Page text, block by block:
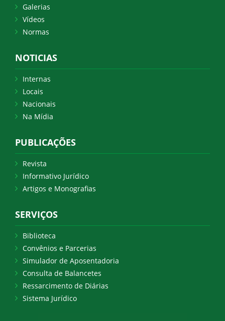
Galerias
Vídeos
Normas
NOTICIAS
Internas
Locais
Nacionais
Na Mídia
PUBLICAÇÕES
Revista
Informativo Jurídico
Artigos e Monografias
SERVIÇOS
Biblioteca
Convênios e Parcerias
Simulador de Aposentadoria
Consulta de Balancetes
Ressarcimento de Diárias
Sistema Jurídico